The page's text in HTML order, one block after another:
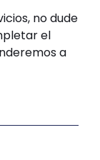
no dude
el
a